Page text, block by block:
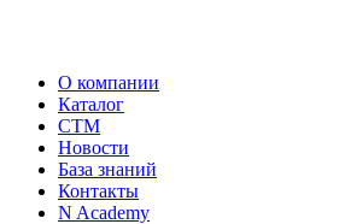
О компании
Каталог
СТМ
Новости
База знаний
Контакты
N Academy